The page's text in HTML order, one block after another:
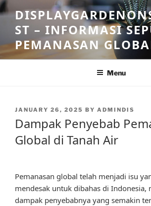
Skip
to
contentST – INFORMASI
PEMANASAN
Menu
POSTED
JANUARY 26, 2025 BY ADMINDIS
Dampak Penyebab
Global di Tanah Air
Pemanasan global telah menjadi isu
mendesak untuk dibahas di Indonesia,
dampak penyebabnya yang semakin